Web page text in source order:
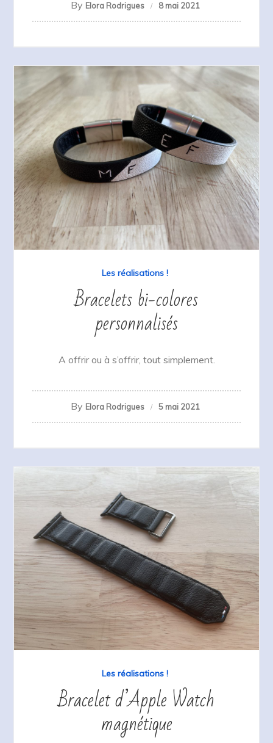
By Elora Rodrigues 8 mai 2021
Les réalisations !
Bracelets bi-colores
personnalisés
A offrir ou à s’offrir, tout simplement.
By Elora Rodrigues 5 mai 2021
Les réalisations !
Bracelet d’Apple Watch
magnétique